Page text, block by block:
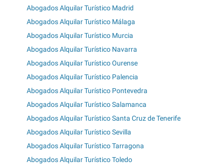
Abogados Alquilar Turístico Madrid
Abogados Alquilar Turístico Málaga
Abogados Alquilar Turístico Murcia
Abogados Alquilar Turístico Navarra
Abogados Alquilar Turístico Ourense
Abogados Alquilar Turístico Palencia
Abogados Alquilar Turístico Pontevedra
Abogados Alquilar Turístico Salamanca
Abogados Alquilar Turístico Santa Cruz de Tenerife
Abogados Alquilar Turístico Sevilla
Abogados Alquilar Turístico Tarragona
Abogados Alquilar Turístico Toledo